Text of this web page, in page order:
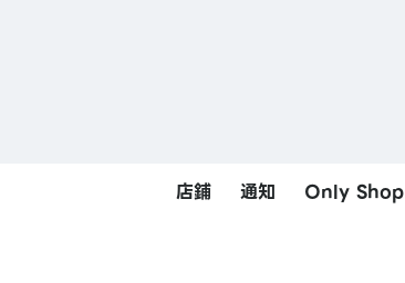
店鋪 通知 Only Shop